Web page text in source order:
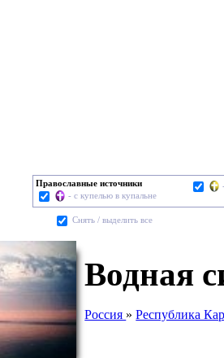
Православные источники
- с купелью в купальне
Cнять / выделить все
Водная
Россия »Республика